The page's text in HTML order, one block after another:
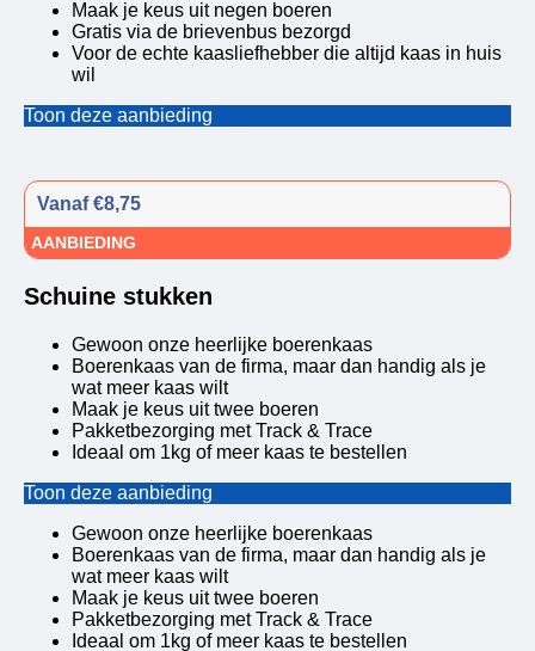
Maak je keus uit negen boeren
Gratis via de brievenbus bezorgd
Voor de echte kaasliefhebber die altijd kaas in huis
wil
Toon deze aanbieding
Vanaf €8,75
AANBIEDING
Schuine stukken
Gewoon onze heerlijke boerenkaas
Boerenkaas van de firma, maar dan handig als je
wat meer kaas wilt
Maak je keus uit twee boeren
Pakketbezorging met Track & Trace
Ideaal om 1kg of meer kaas te bestellen
Toon deze aanbieding
Gewoon onze heerlijke boerenkaas
Boerenkaas van de firma, maar dan handig als je
wat meer kaas wilt
Maak je keus uit twee boeren
Pakketbezorging met Track & Trace
Ideaal om 1kg of meer kaas te bestellen